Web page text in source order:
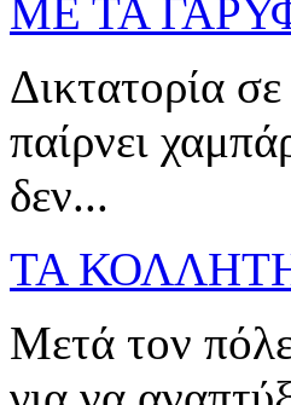
ΜΕ ΤΑ
Δικτατορία
παίρνει
δεν...
ΤΑ
Μετά τον